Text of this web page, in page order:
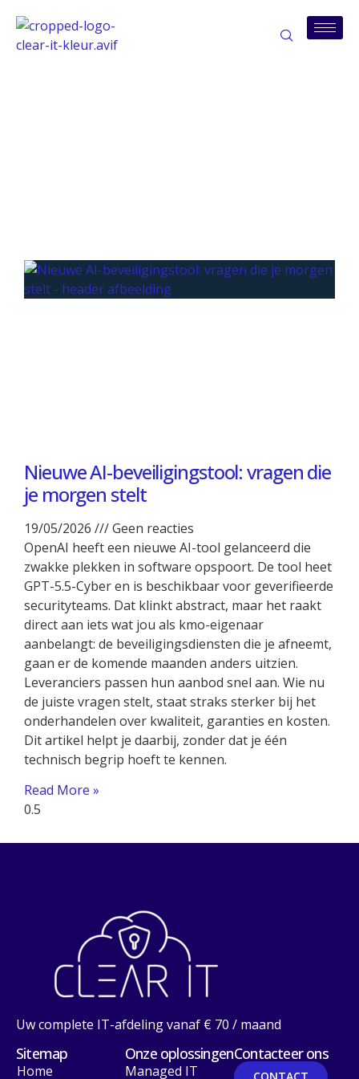
Nieuwe AI-beveiligingstool: vragen die
je morgen stelt
19/05/2026
Geen reacties
OpenAI heeft een nieuwe AI-tool gelanceerd die
zwakke plekken in software opspoort. De tool heet
GPT-5.5-Cyber en is beschikbaar voor geverifieerde
securityteams. Dat klinkt abstract, maar het raakt
direct aan iets wat jou als kmo-eigenaar
aanbelangt: de beveiligingsdiensten die je afneemt,
gaan er de komende maanden anders uitzien.
Leveranciers passen hun aanbod snel aan. Wie nu
de juiste vragen stelt, staat straks sterker bij het
onderhandelen over kwaliteit, garanties en kosten.
Dit artikel helpt je daarbij, zonder dat je één
technisch begrip hoeft te kennen.
Read More »
Uw complete IT-afdeling vanaf € 70 / maand
Sitemap
Home
Onze oplossingen
Managed IT
Contacteer ons